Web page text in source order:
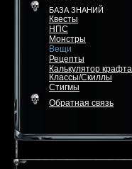
БАЗА ЗНАНИЙ
Квесты
НПС
Монстры
Вещи
Рецепты
Калькулятор крафта
Классы/Скиллы
Стигмы
Обратная связь